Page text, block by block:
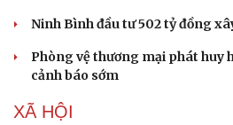
Ninh Bình đầu tư 502 tỷ đồng
Phòng vệ thương mại phát huy
cảnh báo sớm
XÃ HỘI